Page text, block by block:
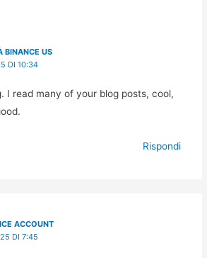
BINANCE US
DI 10:34
I read many of your blog posts, cool,
Rispondi
ACCOUNT
DI 7:45